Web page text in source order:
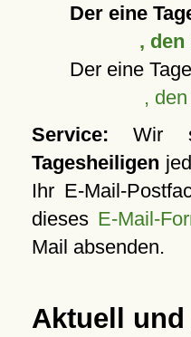
Der eine
, den
Der eine
,
Service: Wir
Tagesheiligen
Ihr E-Mail-
dieses E-Mail-
Mail absenden.
Aktuell und